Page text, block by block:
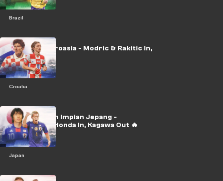
Brazil
Croatia
Tim Impian Kroasia - Modric & Rakitic In,
Perisic out 🔥
Japan
🇯🇵 Wow! Tim Impian Jepang -
Nakamura & Honda In, Kagawa Out 🔥